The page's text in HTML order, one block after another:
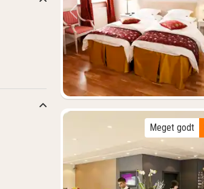
Forrige billede
Meget godt